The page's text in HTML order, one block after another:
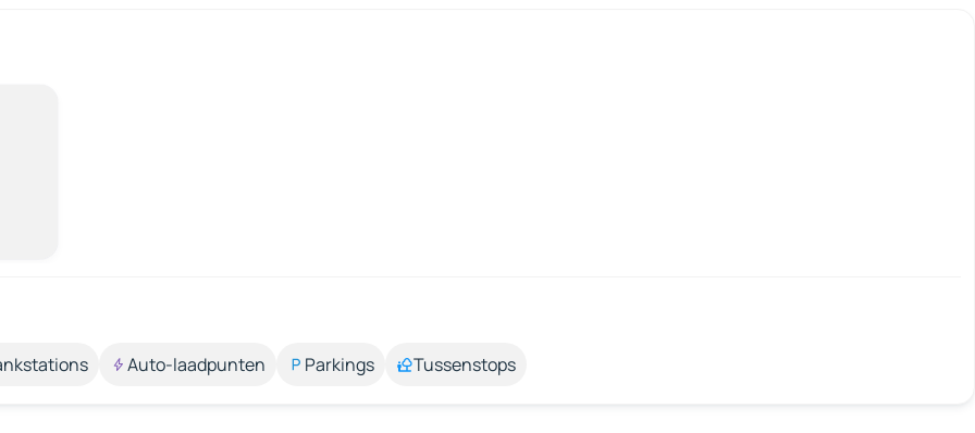
Auto-laadpunten Parkings Tussenstops